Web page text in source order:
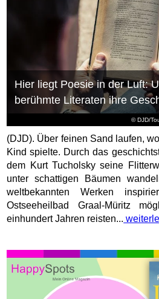
© DJD/
Hier liegt Poesie in der Luft:
berühmte Literaten ihre
(DJD). Über feinen Sand laufen,
Kind spielte. Durch das
dem Kurt Tucholsky seine
unter schattigen Bäumen
weltbekannten Werken
Ostseeheilbad Graal-Müritz
einhundert Jahren reisten...